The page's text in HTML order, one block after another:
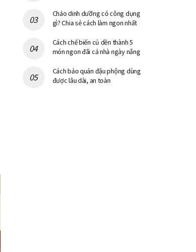
Cháo dinh dưỡng có công dụng
gì? Chia sẻ cách làm ngon nhất
Cách chế biến củ dền thành 5
món ngon đãi cả nhà ngày nắng
Cách bảo quản đậu phộng dùng
được lâu dài, an toàn